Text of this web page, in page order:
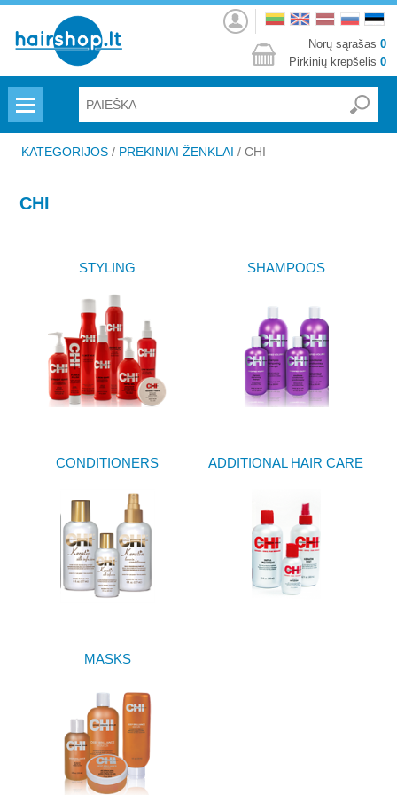
Prisijungti
Norų sąrašas 0
Pirkinių krepšelis 0
KATEGORIJOS / PREKINIAI ŽENKLAI / CHI
CHI
STYLING SHAMPOOS
CONDITIONERS ADDITIONAL HAIR CARE
MASKS